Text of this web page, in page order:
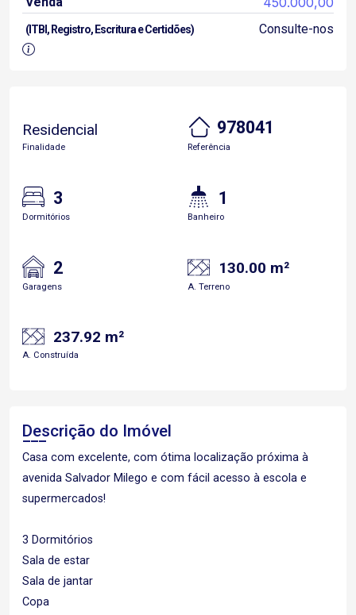
(ITBI, Registro, Escritura e Certidões) Consulte-nos
Residencial
Finalidade
978041
Referência
3
Dormitórios
1
Banheiro
2
Garagens
130.00 m²
A. Terreno
237.92 m²
A. Construída
Descrição do Imóvel
Casa com excelente, com ótima localização próxima à
avenida Salvador Milego e com fácil acesso à escola e
supermercados!
3 Dormitórios
Sala de estar
Sala de jantar
Copa